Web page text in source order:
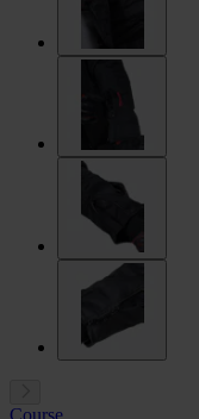
Course